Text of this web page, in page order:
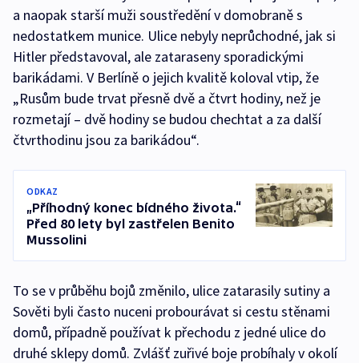
a naopak starší muži soustředění v domobraně s
nedostatkem munice. Ulice nebyly neprůchodné, jak si
Hitler představoval, ale zataraseny sporadickými
barikádami. V Berlíně o jejich kvalitě koloval vtip, že
„Rusům bude trvat přesně dvě a čtvrt hodiny, než je
rozmetají – dvě hodiny se budou chechtat a za další
čtvrthodinu jsou za barikádou“.
ODKAZ
„Příhodný konec bídného života.“
Před 80 lety byl zastřelen Benito
Mussolini
To se v průběhu bojů změnilo, ulice zatarasily sutiny a
Sověti byli často nuceni probourávat si cestu stěnami
domů, případně používat k přechodu z jedné ulice do
druhé sklepy domů. Zvlášť zuřivé boje probíhaly v okolí